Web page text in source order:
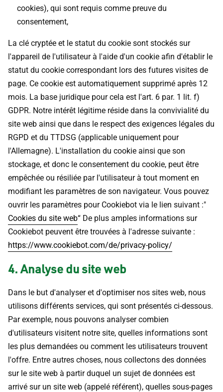
cookies), qui sont requis comme preuve du
consentement,
La clé cryptée et le statut du cookie sont stockés sur
l'appareil de l'utilisateur à l'aide d'un cookie afin d'établir le
statut du cookie correspondant lors des futures visites de
page. Ce cookie est automatiquement supprimé après 12
mois. La base juridique pour cela est l'art. 6 par. 1 lit. f)
GDPR. Notre intérêt légitime réside dans la convivialité du
site web ainsi que dans le respect des exigences légales du
RGPD et du TTDSG (applicable uniquement pour
l'Allemagne). L'installation du cookie ainsi que son
stockage, et donc le consentement du cookie, peut être
empêchée ou résiliée par l'utilisateur à tout moment en
modifiant les paramètres de son navigateur. Vous pouvez
ouvrir les paramètres pour Cookiebot via le lien suivant :"
Cookies du site web“ De plus amples informations sur
Cookiebot peuvent être trouvées à l'adresse suivante :
https://www.cookiebot.com/de/privacy-policy/
4. Analyse du site web
Dans le but d'analyser et d'optimiser nos sites web, nous
utilisons différents services, qui sont présentés ci-dessous.
Par exemple, nous pouvons analyser combien
d'utilisateurs visitent notre site, quelles informations sont
les plus demandées ou comment les utilisateurs trouvent
l'offre. Entre autres choses, nous collectons des données
sur le site web à partir duquel un sujet de données est
arrivé sur un site web (appelé référent), quelles sous-pages